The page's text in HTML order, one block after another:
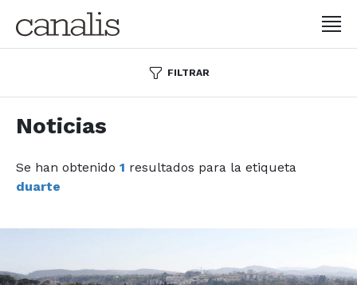
FILTRAR
Noticias
Se han obtenido 1 resultados para la etiqueta
duarte